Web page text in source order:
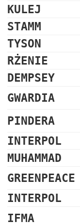
KULEJ
STAMM
TYSON
RŻENIE
DEMPSEY
GWARDIA
PINDERA
INTERPOL
MUHAMMAD
GREENPEACE
INTERPOL
IFMA